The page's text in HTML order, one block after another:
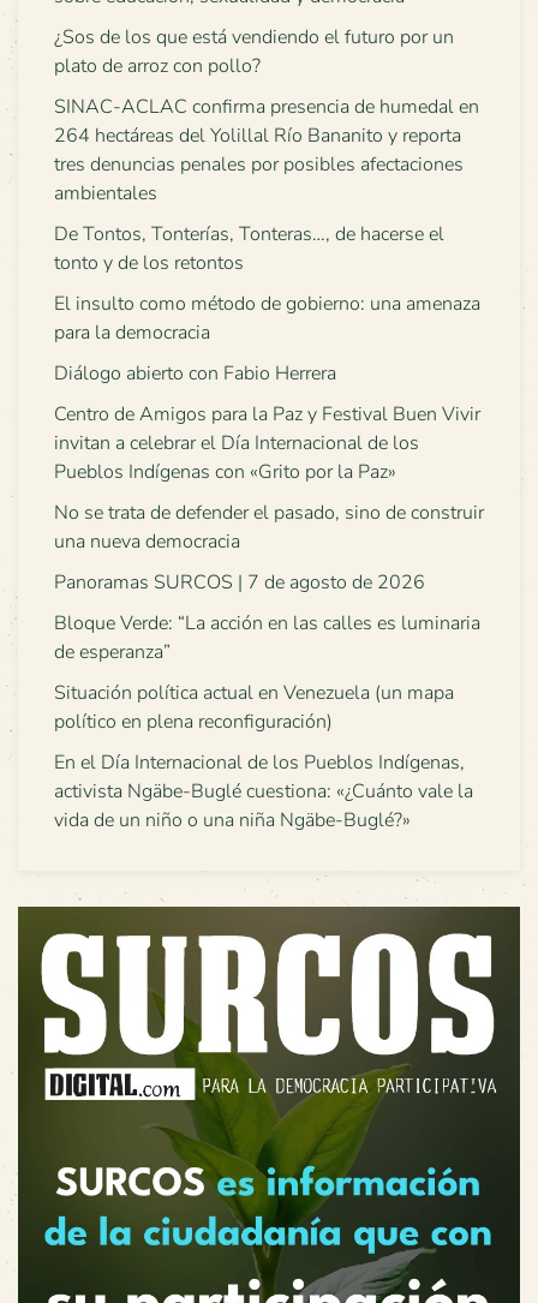
¿Sos de los que está vendiendo el futuro por un
plato de arroz con pollo?
SINAC-ACLAC confirma presencia de humedal en
264 hectáreas del Yolillal Río Bananito y reporta
tres denuncias penales por posibles afectaciones
ambientales
De Tontos, Tonterías, Tonteras…, de hacerse el
tonto y de los retontos
El insulto como método de gobierno: una amenaza
para la democracia
Diálogo abierto con Fabio Herrera
Centro de Amigos para la Paz y Festival Buen Vivir
invitan a celebrar el Día Internacional de los
Pueblos Indígenas con «Grito por la Paz»
No se trata de defender el pasado, sino de construir
una nueva democracia
Panoramas SURCOS | 7 de agosto de 2026
Bloque Verde: “La acción en las calles es luminaria
de esperanza”
Situación política actual en Venezuela (un mapa
político en plena reconfiguración)
En el Día Internacional de los Pueblos Indígenas,
activista Ngäbe-Buglé cuestiona: «¿Cuánto vale la
vida de un niño o una niña Ngäbe-Buglé?»